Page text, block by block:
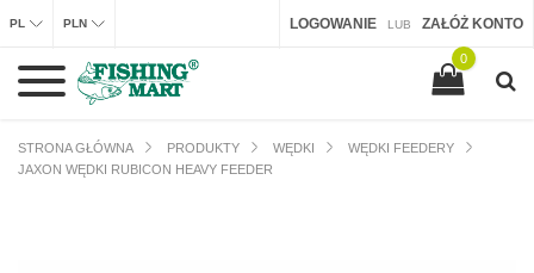
LOGOWANIE LUB ZAŁÓŻ KONTO
PL PLN
0
STRONA GŁÓWNA PRODUKTY WĘDKI
WĘDKI FEEDERY
JAXON WĘDKI RUBICON HEAVY FEEDER